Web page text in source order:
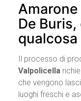
De
Il processo di
Valpolicella
che vengono
luoghi freschi e